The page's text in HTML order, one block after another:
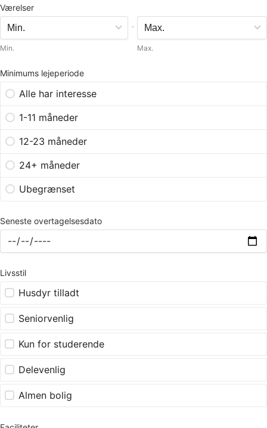
Værelser
Min.
-
Max.
Minimums lejeperiode
Alle har interesse
1-11 måneder
12-23 måneder
24+ måneder
Ubegrænset
Seneste overtagelsesdato
Livsstil
Husdyr tilladt
Seniorvenlig
Kun for studerende
Delevenlig
Almen bolig